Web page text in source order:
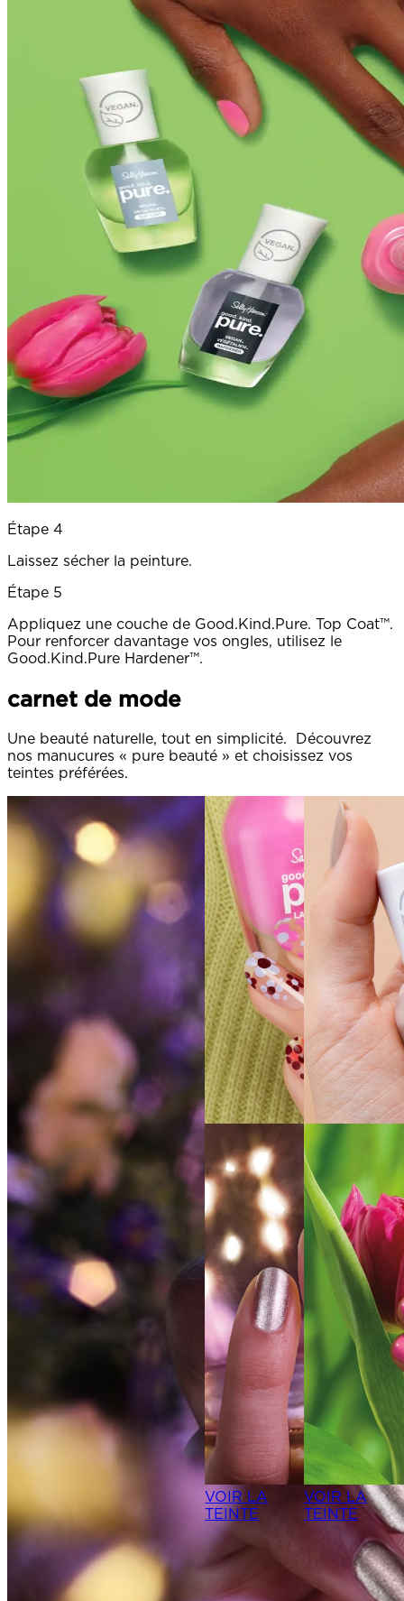
Étape 4
Laissez sécher la peinture.
Étape 5
Appliquez une couche de Good.Kind.Pure. Top Coat™.
Pour renforcer davantage vos ongles, utilisez le
Good.Kind.Pure Hardener™.
carnet de mode
Une beauté naturelle, tout en simplicité. Découvrez
nos manucures « pure beauté » et choisissez vos
teintes préférées.
VOIR LA
TEINTE
VOIR LA
TEINTE
VOIR LA
TEINTE
VOIR LA
TEINTE